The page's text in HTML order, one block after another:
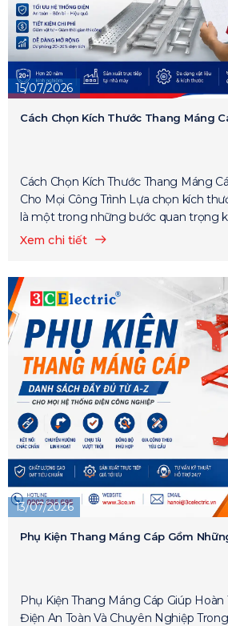
15/07/2026
Cách Chọn Kích Thước Thang Máng
Cách Chọn Kích Thước Thang Máng
Cho Mọi Công Trình Lựa chọn kích
là một trong những bước quan trọng
Xem chi tiết
13/07/2026
Phụ Kiện Thang Máng Cáp Gồm
Phụ Kiện Thang Máng Cáp Giúp Hoàn
Điện An Toàn Và Chuyên Nghiệp